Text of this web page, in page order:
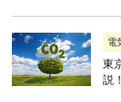
電
東
説！